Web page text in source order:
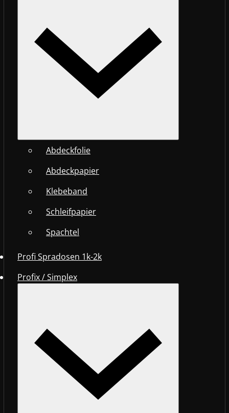
Abdeckfolie
Abdeckpapier
Klebeband
Schleifpapier
Spachtel
Profi Spradosen 1k-2k
Profix / Simplex